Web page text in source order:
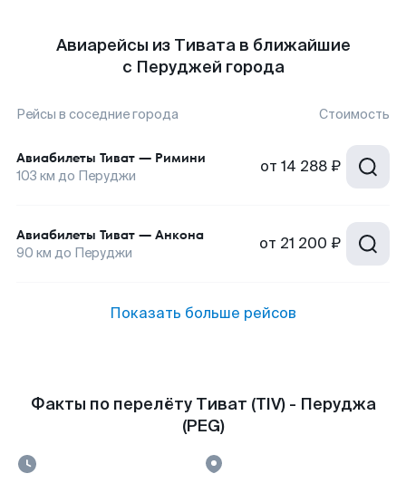
Авиарейсы из Тивата в ближайшие
с Перуджей города
Рейсы в соседние города Стоимость
Авиабилеты Тиват — Римини
103 км до Перуджи от 14 288 ₽
Авиабилеты Тиват — Анкона
90 км до Перуджи от 21 200 ₽
Показать больше рейсов
Факты по перелёту Тиват (TIV) - Перуджа
(PEG)